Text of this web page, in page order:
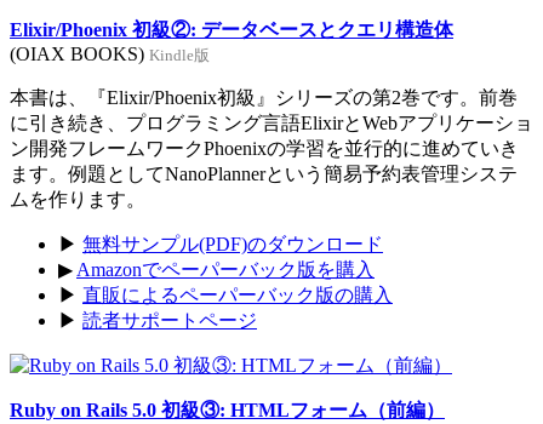
Elixir/Phoenix 初級②: データベースとクエリ構造体
(OIAX BOOKS) Kindle版
本書は、『Elixir/Phoenix初級』シリーズの第2巻です。前巻
に引き続き、プログラミング言語ElixirとWebアプリケーショ
ン開発フレームワークPhoenixの学習を並行的に進めていき
ます。例題としてNanoPlannerという簡易予約表管理システ
ムを作ります。
▶ 無料サンプル(PDF)のダウンロード
▶ Amazonでペーパーバック版を購入
▶ 直販によるペーパーバック版の購入
▶ 読者サポートページ
Ruby on Rails 5.0 初級③: HTMLフォーム（前編）